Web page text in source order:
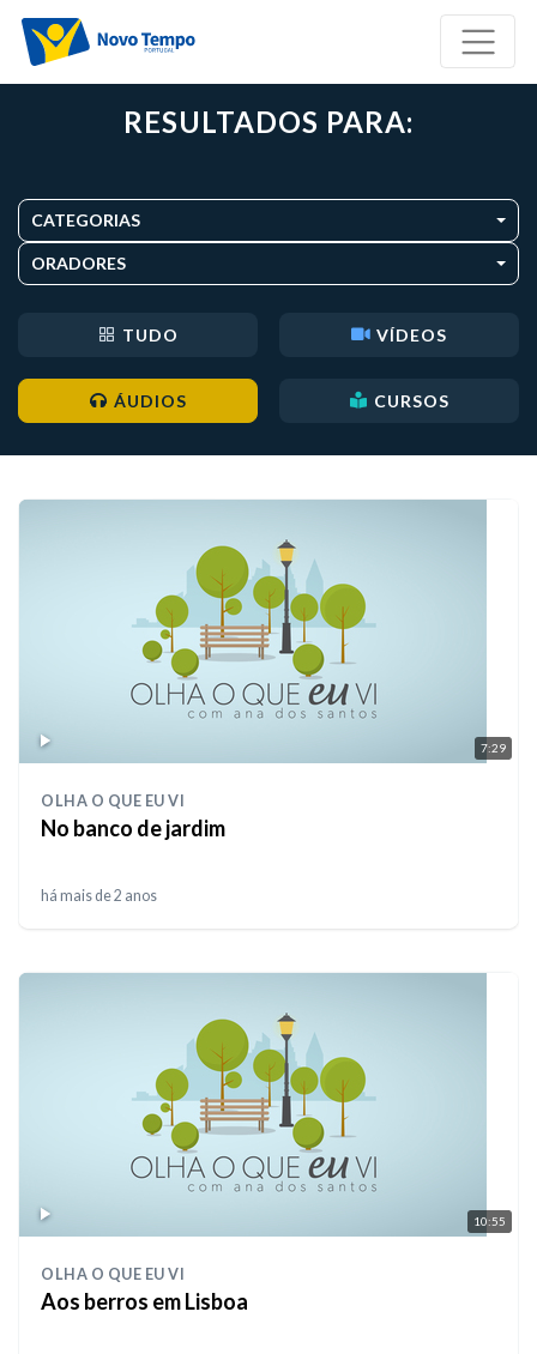
RESULTADOS PARA:
CATEGORIAS
ORADORES
TUDO VÍDEOS
ÁUDIOS CURSOS
7:29
OLHA O QUE EU VI
No banco de jardim
há mais de 2 anos
10:55
OLHA O QUE EU VI
Aos berros em Lisboa